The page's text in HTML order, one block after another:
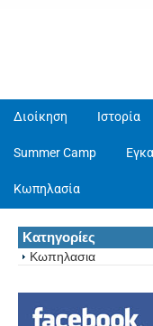
Διοίκηση Ιστορία
Summer Camp
Κωπηλασία
Κατηγορίες
Κωπηλασια